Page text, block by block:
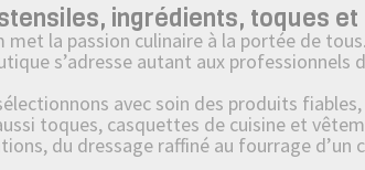
ingrédients, toques
met la passion culinaire à la portée de
s’adresse autant aux professionnels
avec soin des produits
toques, casquettes de cuisine et
du dressage raffiné au fourrage